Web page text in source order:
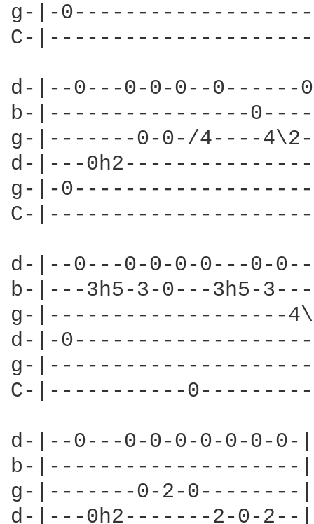
g-|-
C-
d-|--0---0-0-0--0------
b-|----------------
g-|-------0-0-/4----
d-|---
g-|-
C-
d-|--0---0-0-0-0---0-
b-|---3h5-3-0---3h5-
g-|-------------------
d-|-
g-
C-|-----------
d-|--0---0-0-0-0-0-0-0-|
b-|--------------------|
g-|-------0-2-0--------|
d-|---0h2-------2-0-2--|